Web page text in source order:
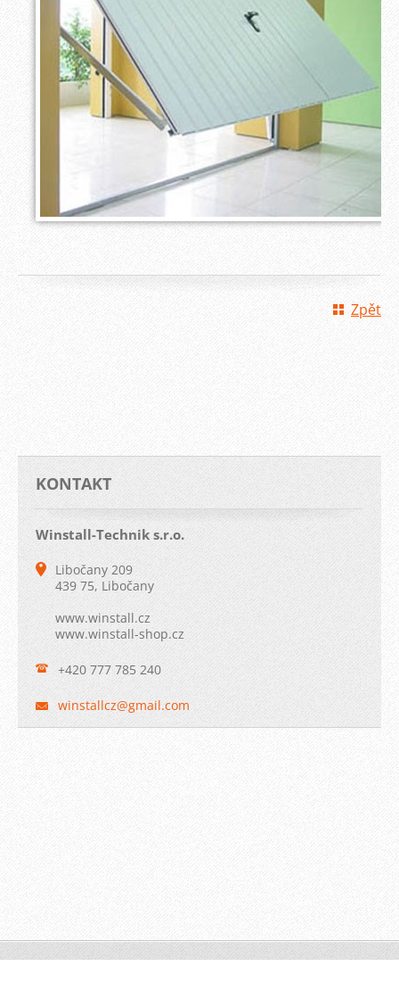
Zpět
KONTAKT
Winstall-Technik s.r.o.
Libočany 209
439 75, Libočany
www.winstall.cz
www.winstall-shop.cz
+420 777 785 240
winstallcz@gmail.com